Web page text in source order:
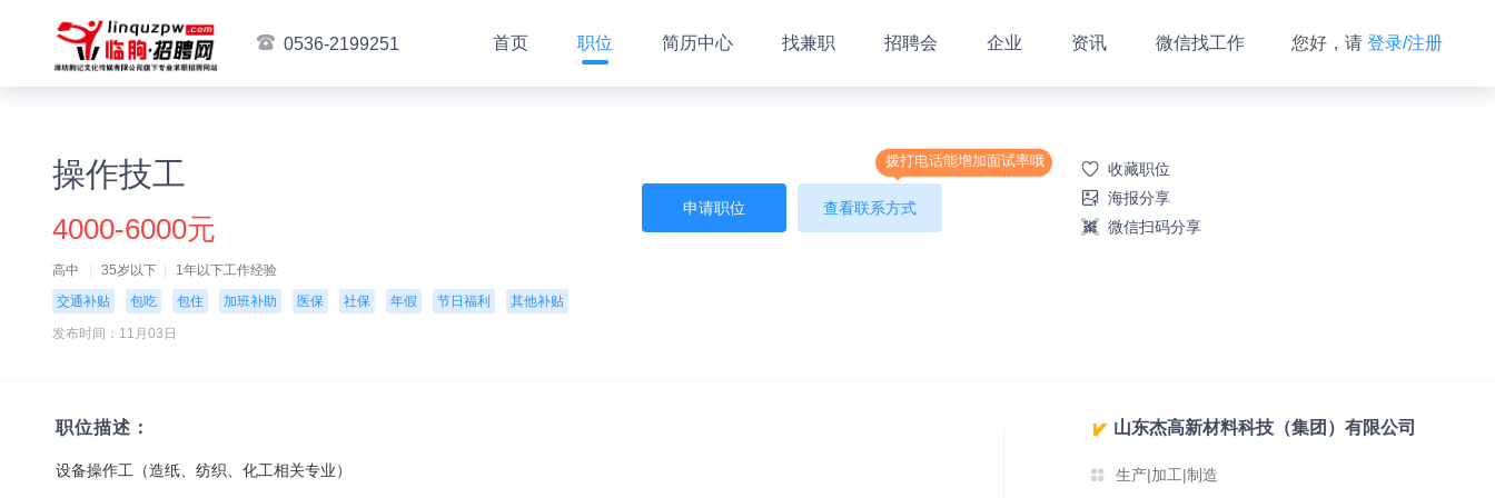
0536-2199251 首页 职位 简历中心 找兼职 招聘会 企业 资讯 微信找工作 您好，请 登录/注册
操作技工
4000-6000元
高中 35岁以下
1年以下工作经验
交通补贴
包吃 包住 加班补助 医保 社保 年假 节日福利 其他补贴
发布时间：11月03日
收藏职位
海报分享
微信扫码分享
拨打电话能增加面试率哦
申请职位 查看联系方式
职位描述：
设备操作工（造纸、纺织、化工相关专业）
山东杰高新材料科技（集团）有限公司
生产|加工|制造